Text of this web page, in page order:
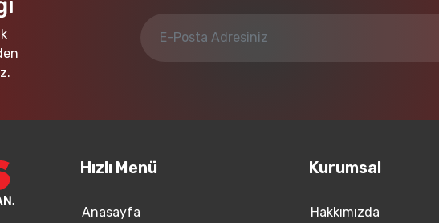
Hızlı Menü
Anasayfa
Kurumsal
Hakkımızda